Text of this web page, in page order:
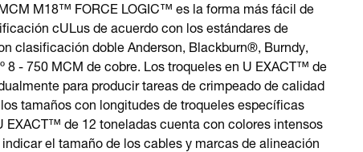
M18™ FORCE LOGIC™ es la forma más fácil de
cULus de acuerdo con los estándares de
clasificación doble Anderson, Blackburn®, Burndy,
8 - 750 MCM de cobre. Los troqueles en U EXACT™ de
para producir tareas de crimpeado de calidad
tamaños con longitudes de troqueles específicas
EXACT™ de 12 toneladas cuenta con colores intensos
el tamaño de los cables y marcas de alineación